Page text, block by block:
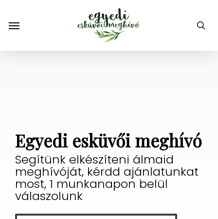
main
Menu
Egyedi esküvői meghívó
Segítünk elkészíteni álmaid
meghívóját, kérdd ajánlatunkat
most, 1 munkanapon belül
válaszolunk